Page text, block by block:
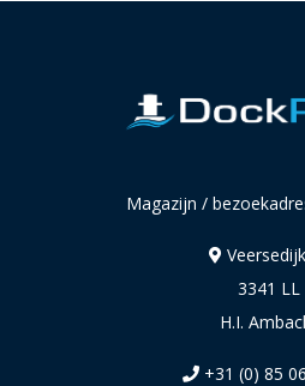
Magazijn /
3341 LL
H.I.
+31 (0) 85